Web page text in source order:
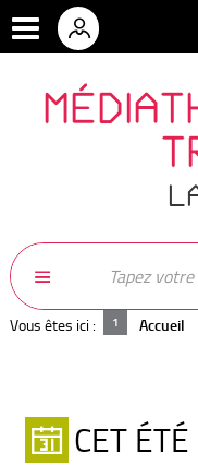
Vous êtes ici : Accueil
CET ÉTÉ